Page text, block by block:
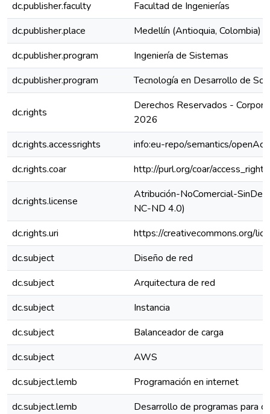
dc.publisher.faculty
Facultad de Ingenierías
dc.publisher.place
Medellín (Antioquia, Colombia)
dc.publisher.program
Ingeniería de Sistemas
dc.publisher.program
Tecnología en Desarrollo de
dc.rights
Derechos Reservados -
2026
dc.rights.accessrights
info:eu-repo/semantics/
dc.rights.coar
http://purl.org/coar/
dc.rights.license
Atribución-NoComercial-
NC-ND 4.0)
dc.rights.uri
https://creativecommons.org/
dc.subject
Diseño de red
dc.subject
Arquitectura de red
dc.subject
Instancia
dc.subject
Balanceador de carga
dc.subject
AWS
dc.subject.lemb
Programación en internet
dc.subject.lemb
Desarrollo de programas para